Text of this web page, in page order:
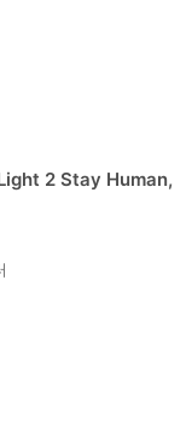
2 Stay Human,